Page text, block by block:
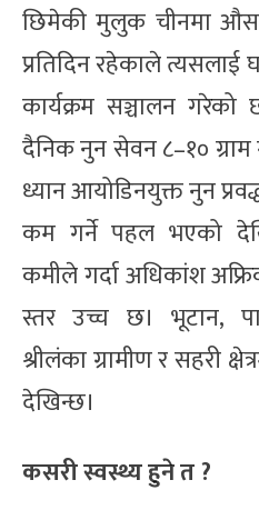
छिमेकी मुलुक चीनमा
प्रतिदिन रहेकाले
कार्यक्रम सञ्चालन
दैनिक नुन सेवन ८–१०
ध्यान आयोडिनयुक्त नुन
कम गर्ने पहल भएको
कमीले गर्दा अधिकांश
स्तर उच्च छ। भूटान,
श्रीलंका ग्रामीण र सहरी
देखिन्छ।
कसरी स्वस्थ्य हुने त ?